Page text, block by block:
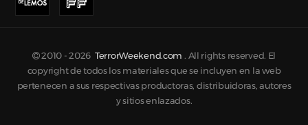
2010 -2026 TerrorWeekend.com . All rights reserved. El
copyright de todos los materiales que se incluyen en la web
pertenecen a sus respectivas productoras, distribuidoras, autores
y sitios enlazados.